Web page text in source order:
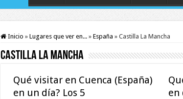
Inicio » Lugares que ver en... » España » Castilla La Mancha
Castilla La Mancha
Qué visitar en Cuenca (España)
en un día? Los 5
en